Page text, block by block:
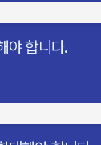
야 합니다.